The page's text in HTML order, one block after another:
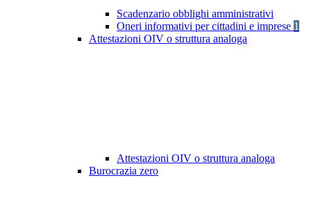
Scadenzario obblighi amministrativi
Oneri informativi per cittadini e imprese 1
Attestazioni OIV o struttura analoga
Attestazioni OIV o struttura analoga
Burocrazia zero